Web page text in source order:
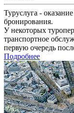
Туруслуга -
бронирования.
У некоторых
транспортное
первую очередь
Подробнее